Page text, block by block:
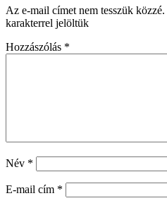
Az e-mail címet nem tesszük közzé.
karakterrel jelöltük
Hozzászólás *
Név *
E-mail cím *